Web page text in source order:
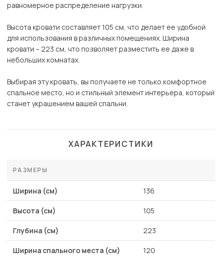
равномерное распределение нагрузки.
Высота кровати составляет 105 см, что делает ее удобной
для использования в различных помещениях. Ширина
кровати – 223 см, что позволяет разместить ее даже в
небольших комнатах.
Выбирая эту кровать, вы получаете не только комфортное
спальное место, но и стильный элемент интерьера, который
станет украшением вашей спальни.
ХАРАКТЕРИСТИКИ
РАЗМЕРЫ
Ширина (см) 136
Высота (см) 105
Глубина (см) 223
Ширина спального места (см) 120